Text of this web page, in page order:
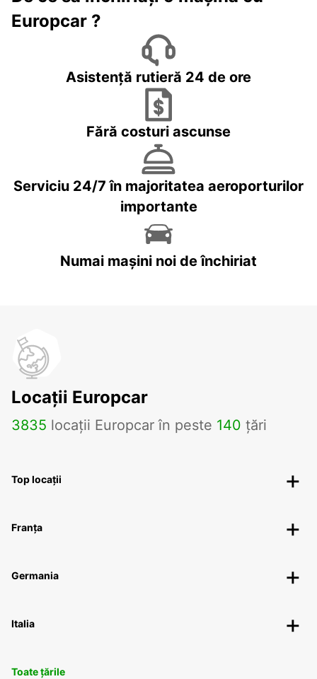
Europcar ?
Asistență rutieră 24 de ore
Fără costuri ascunse
Serviciu 24/7 în majoritatea aeroporturilor
importante
Numai mașini noi de închiriat
Locații Europcar
3835 locații Europcar în peste 140 țări
Top locații
Franța
Germania
Italia
Toate țările